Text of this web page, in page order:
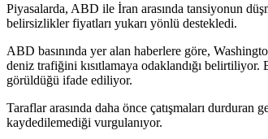
Piyasalarda, ABD ile İran arasında tansiyonun
belirsizlikler fiyatları yukarı yönlü destekledi.
ABD basınında yer alan haberlere göre,
deniz trafiğini kısıtlamaya odaklandığı belirtiliyor.
görüldüğü ifade ediliyor.
Taraflar arasında daha önce çatışmaları
kaydedilemediği vurgulanıyor.